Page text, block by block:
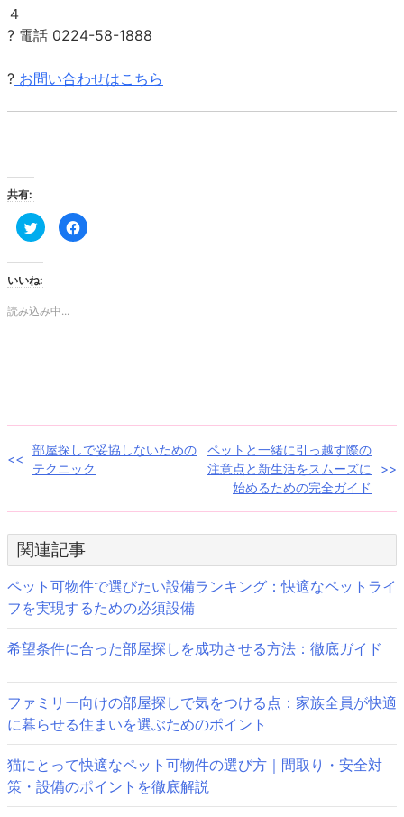
４
? 電話 0224-58-1888
? お問い合わせはこちら
共有:
ク
リ
し
て
Twitter
共
開
き
ま
す)
Facebook
で
し
ウ
ィ
ン
開
ま
す)
いいね:
読み込み中...
投
ナ
ビ
ゲ
ー
シ
ョ
ン
部屋探しで妥協しないための
テクニック
ペットと一緒に引っ越す際の
注意点と新生活をスムーズに
始めるための完全ガイド
関連記事
ペット可物件で選びたい設備ランキング：快適なペットライ
フを実現するための必須設備
希望条件に合った部屋探しを成功させる方法：徹底ガイド
ファミリー向けの部屋探しで気をつける点：家族全員が快適
に暮らせる住まいを選ぶためのポイント
猫にとって快適なペット可物件の選び方｜間取り・安全対
策・設備のポイントを徹底解説